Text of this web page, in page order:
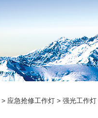
> 应急抢修工作灯 > 强光工作灯